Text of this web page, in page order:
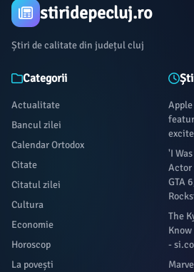
stiridepecluj.ro
Știri de calitate din județul cluj
Categorii
Actualitate
Bancul zilei
Calendar Ortodox
Citate
Citatul zilei
Cultura
Economie
Horoscop
La povești
'I
Actor
GTA
The
-